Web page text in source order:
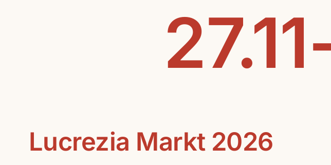
Lucrezia Markt 2026